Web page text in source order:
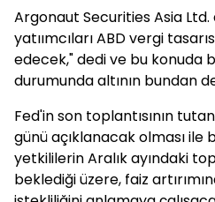
Argonaut Securities Asia Ltd.
yatıımcıları ABD vergi
edecek," dedi ve bu konuda
durumunda altının bundan
Fed'in son toplantısının
günü açıklanacak olması ile
yetkililerin Aralık ayındaki
beklediği üzere, faiz